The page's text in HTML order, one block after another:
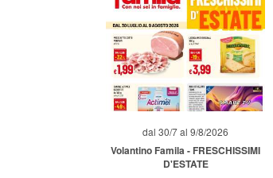
dal 30/7 al 9/8/2026
Volantino Famila - FRESCHISSIMI
D'ESTATE